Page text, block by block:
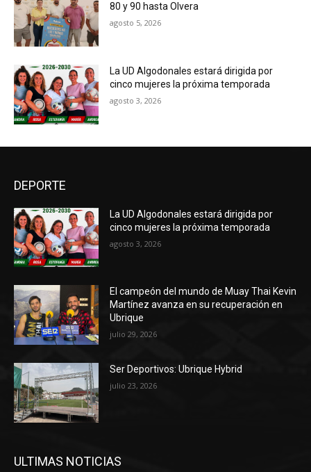
80 y 90 hasta Olvera
agosto 5, 2026
La UD Algodonales estará dirigida por
cinco mujeres la próxima temporada
agosto 3, 2026
DEPORTE
La UD Algodonales estará dirigida por
cinco mujeres la próxima temporada
agosto 3, 2026
El campeón del mundo de Muay Thai Kevin
Martínez avanza en su recuperación en
Ubrique
julio 29, 2026
Ser Deportivos: Ubrique Hybrid
julio 23, 2026
ULTIMAS NOTICIAS